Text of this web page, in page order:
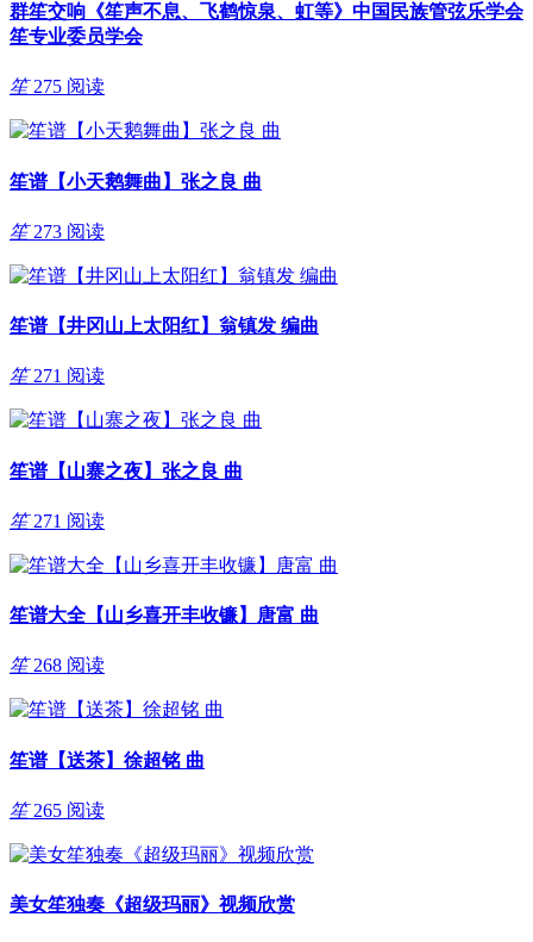
群笙交响《笙声不息、飞鹤惊泉、虹等》中国民族管弦乐学会
笙专业委员学会
笙 275 阅读
笙谱【小天鹅舞曲】张之良 曲
笙 273 阅读
笙谱【井冈山上太阳红】翁镇发 编曲
笙 271 阅读
笙谱【山寨之夜】张之良 曲
笙 271 阅读
笙谱大全【山乡喜开丰收镰】唐富 曲
笙 268 阅读
笙谱【送茶】徐超铭 曲
笙 265 阅读
美女笙独奏《超级玛丽》视频欣赏